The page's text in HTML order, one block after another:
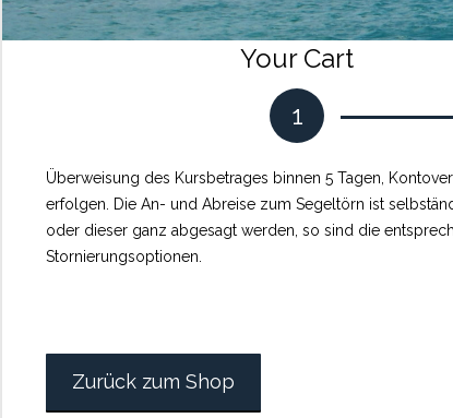
Your Cart
1
Überweisung des Kursbetrages binnen 5 Tagen,
erfolgen. Die An- und Abreise zum Segeltörn ist
oder dieser ganz abgesagt werden, so sind die
Stornierungsoptionen.
Zurück zum Shop